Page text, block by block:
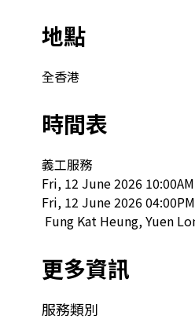
地點
全香港
時間表
義工服務
Fri, 12 June 2026 10:00AM
Fri, 12 June 2026 04:00PM
更多資訊
服務類別